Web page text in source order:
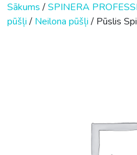
Sākums/SPINERA
pūšļi/ Neilona pūšļi/ Pūslis